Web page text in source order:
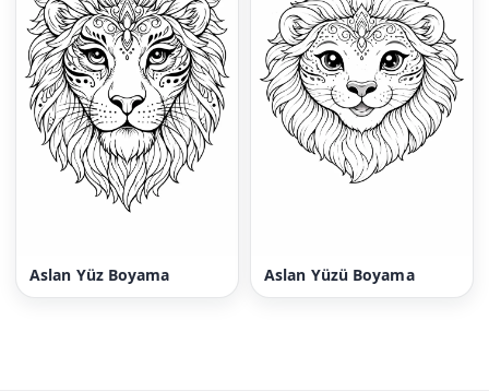
Aslan Yüz Boyama Aslan Yüzü Boyama